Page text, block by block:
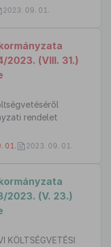
2023. 09. 01.
(VIII. 31.)
rendelet
01. 2023. 09. 01.
2023. (V. 23.)
KÖLTSÉGVETÉSI